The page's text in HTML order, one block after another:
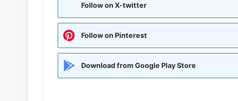
Follow on X-twitter
Follow on Pinterest
Download from Google Play Store